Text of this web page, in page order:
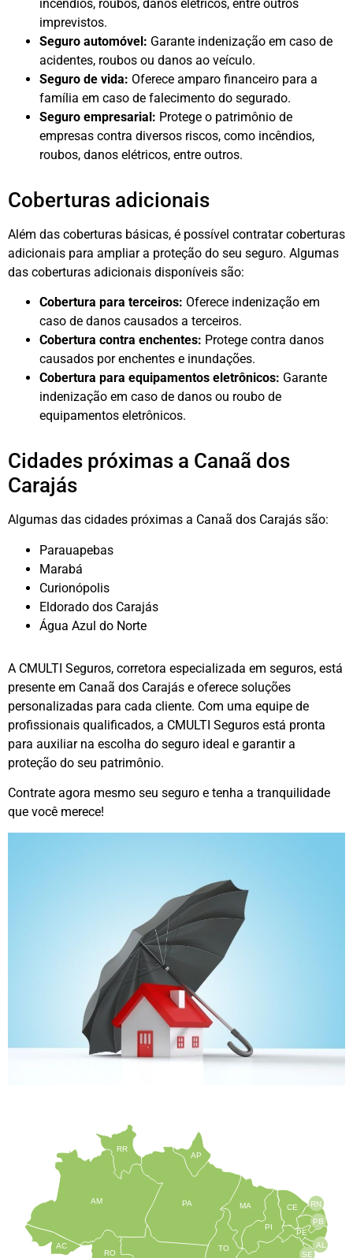
incêndios, roubos, danos elétricos, entre outros
imprevistos.
Seguro automóvel: Garante indenização em caso de
acidentes, roubos ou danos ao veículo.
Seguro de vida: Oferece amparo financeiro para a
família em caso de falecimento do segurado.
Seguro empresarial: Protege o patrimônio de
empresas contra diversos riscos, como incêndios,
roubos, danos elétricos, entre outros.
Coberturas adicionais
Além das coberturas básicas, é possível contratar coberturas
adicionais para ampliar a proteção do seu seguro. Algumas
das coberturas adicionais disponíveis são:
Cobertura para terceiros: Oferece indenização em
caso de danos causados a terceiros.
Cobertura contra enchentes: Protege contra danos
causados por enchentes e inundações.
Cobertura para equipamentos eletrônicos: Garante
indenização em caso de danos ou roubo de
equipamentos eletrônicos.
Cidades próximas a Canaã dos
Carajás
Algumas das cidades próximas a Canaã dos Carajás são:
Parauapebas
Marabá
Curionópolis
Eldorado dos Carajás
Água Azul do Norte
A CMULTI Seguros, corretora especializada em seguros, está
presente em Canaã dos Carajás e oferece soluções
personalizadas para cada cliente. Com uma equipe de
profissionais qualificados, a CMULTI Seguros está pronta
para auxiliar na escolha do seguro ideal e garantir a
proteção do seu patrimônio.
Contrate agora mesmo seu seguro e tenha a tranquilidade
que você merece!
TO
SE
PE
AL
RN
CE
PI
MA
AP
PA
RR
AM
AC
RO
PB